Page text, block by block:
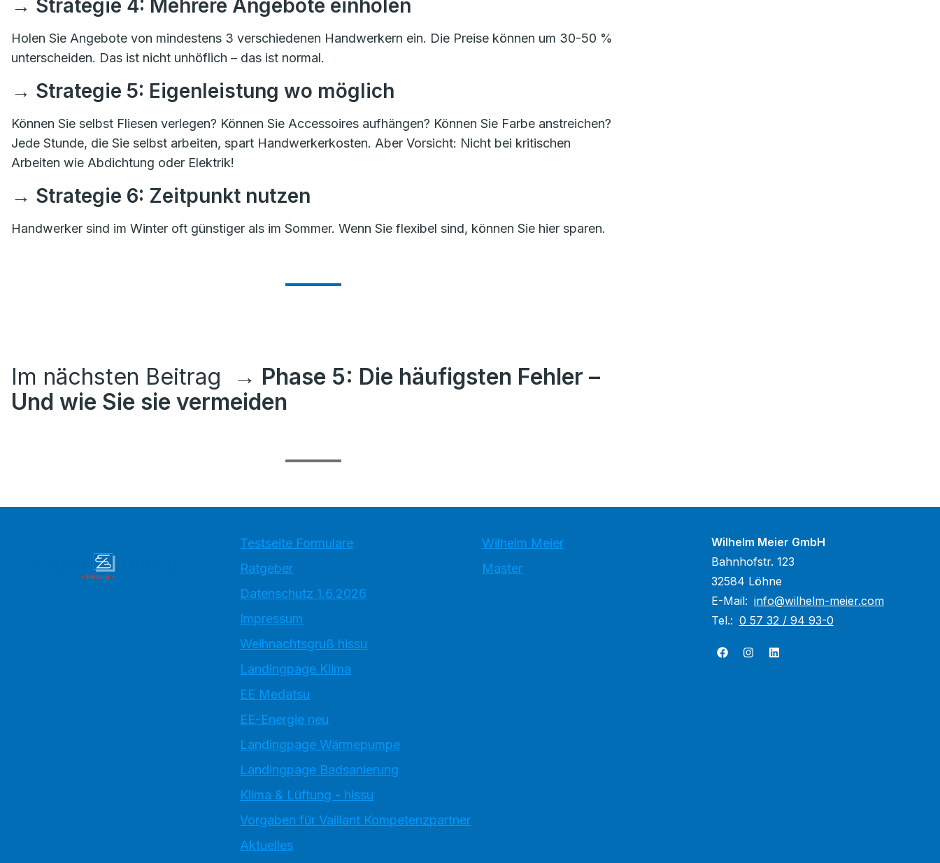
→ Strategie 4: Mehrere Angebote einholen
Holen Sie Angebote von mindestens 3 verschiedenen Handwerkern ein. Die Preise können um 30-50 %
unterscheiden. Das ist nicht unhöflich – das ist normal.
→ Strategie 5: Eigenleistung wo möglich
Können Sie selbst Fliesen verlegen? Können Sie Accessoires aufhängen? Können Sie Farbe anstreichen?
Jede Stunde, die Sie selbst arbeiten, spart Handwerkerkosten. Aber Vorsicht: Nicht bei kritischen
Arbeiten wie Abdichtung oder Elektrik!
→ Strategie 6: Zeitpunkt nutzen
Handwerker sind im Winter oft günstiger als im Sommer. Wenn Sie flexibel sind, können Sie hier sparen.
Im nächsten Beitrag
→ Phase 5: Die häufigsten Fehler –
Und wie Sie sie vermeiden
Testseite Formulare
Ratgeber
Datenschutz 1.6.2026
Impressum
Weihnachtsgruß hissu
Landingpage Klima
EE Medatsu
EE-Energie neu
Landingpage Wärmepumpe
Landingpage Badsanierung
Klima & Lüftung - hissu
Vorgaben für Vaillant Kompetenzpartner
Aktuelles
Wilhelm Meier
Master
Wilhelm Meier GmbH
Bahnhofstr. 123
32584 Löhne
E-Mail: info@wilhelm-meier.com
Tel.: 0 57 32 / 94 93-0